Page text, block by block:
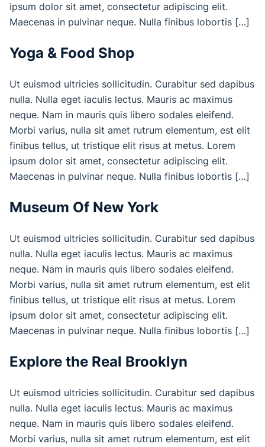
ipsum dolor sit amet, consectetur adipiscing elit.
Maecenas in pulvinar neque. Nulla finibus lobortis […]
Yoga & Food Shop
Ut euismod ultricies sollicitudin. Curabitur sed dapibus
nulla. Nulla eget iaculis lectus. Mauris ac maximus
neque. Nam in mauris quis libero sodales eleifend.
Morbi varius, nulla sit amet rutrum elementum, est elit
finibus tellus, ut tristique elit risus at metus. Lorem
ipsum dolor sit amet, consectetur adipiscing elit.
Maecenas in pulvinar neque. Nulla finibus lobortis […]
Museum Of New York
Ut euismod ultricies sollicitudin. Curabitur sed dapibus
nulla. Nulla eget iaculis lectus. Mauris ac maximus
neque. Nam in mauris quis libero sodales eleifend.
Morbi varius, nulla sit amet rutrum elementum, est elit
finibus tellus, ut tristique elit risus at metus. Lorem
ipsum dolor sit amet, consectetur adipiscing elit.
Maecenas in pulvinar neque. Nulla finibus lobortis […]
Explore the Real Brooklyn
Ut euismod ultricies sollicitudin. Curabitur sed dapibus
nulla. Nulla eget iaculis lectus. Mauris ac maximus
neque. Nam in mauris quis libero sodales eleifend.
Morbi varius, nulla sit amet rutrum elementum, est elit